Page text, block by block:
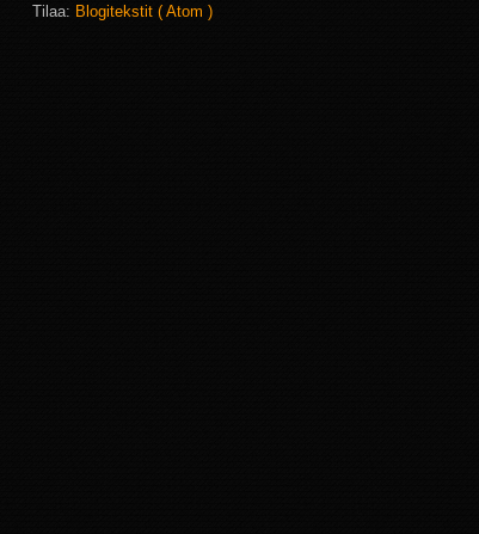
Tilaa: Blogitekstit ( Atom )